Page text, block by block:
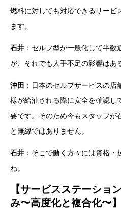
燃料に対しても対応できるサービ
ます。
石井 ：セルフ型が一般化して半
が、それでも人手不足の影響はあ
沖田 ：日本のセルフサービスの
様が給油される際に安全を確認し
要です。そのため今もスタッフが
と無縁ではありません。
石井 ：そこで働く方々には資格
ね。
【サービスステーショ
み〜高度化と複合化〜】